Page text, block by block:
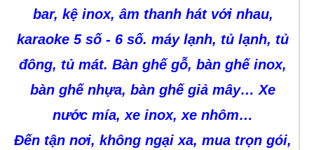
bar, kệ inox, âm thanh hát với nhau,
karaoke 5 số - 6 số. máy lạnh, tủ lạnh, tủ
đông, tủ mát. Bàn ghế gỗ, bàn ghế inox,
bàn ghế nhựa, bàn ghế giả mây… Xe
nước mía, xe inox, xe nhôm…
Đến tận nơi, không ngại xa, mua trọn gói,